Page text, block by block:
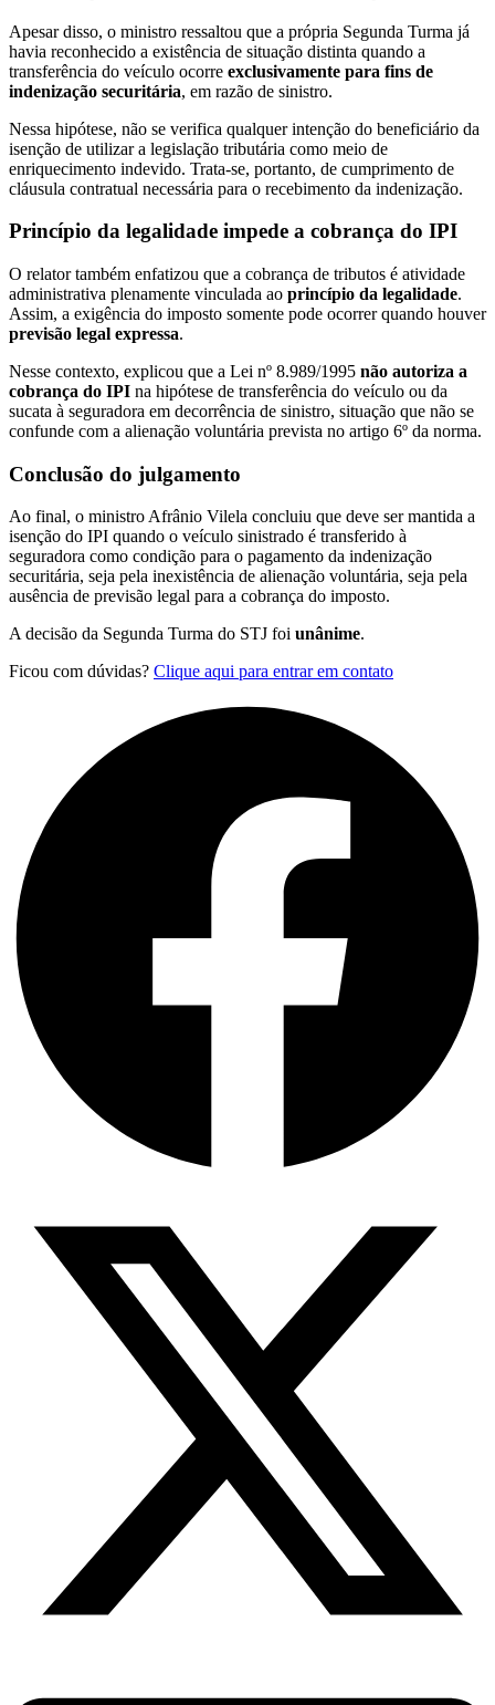
Apesar disso, o ministro ressaltou que a própria Segunda Turma já
havia reconhecido a existência de situação distinta quando a
transferência do veículo ocorre exclusivamente para fins de
indenização securitária, em razão de sinistro.
Nessa hipótese, não se verifica qualquer intenção do beneficiário da
isenção de utilizar a legislação tributária como meio de
enriquecimento indevido. Trata-se, portanto, de cumprimento de
cláusula contratual necessária para o recebimento da indenização.
Princípio da legalidade impede a cobrança do IPI
O relator também enfatizou que a cobrança de tributos é atividade
administrativa plenamente vinculada ao princípio da legalidade.
Assim, a exigência do imposto somente pode ocorrer quando houver
previsão legal expressa.
Nesse contexto, explicou que a Lei nº 8.989/1995 não autoriza a
cobrança do IPI na hipótese de transferência do veículo ou da
sucata à seguradora em decorrência de sinistro, situação que não se
confunde com a alienação voluntária prevista no artigo 6º da norma.
Conclusão do julgamento
Ao final, o ministro Afrânio Vilela concluiu que deve ser mantida a
isenção do IPI quando o veículo sinistrado é transferido à
seguradora como condição para o pagamento da indenização
securitária, seja pela inexistência de alienação voluntária, seja pela
ausência de previsão legal para a cobrança do imposto.
A decisão da Segunda Turma do STJ foi unânime.
Ficou com dúvidas? Clique aqui para entrar em contato